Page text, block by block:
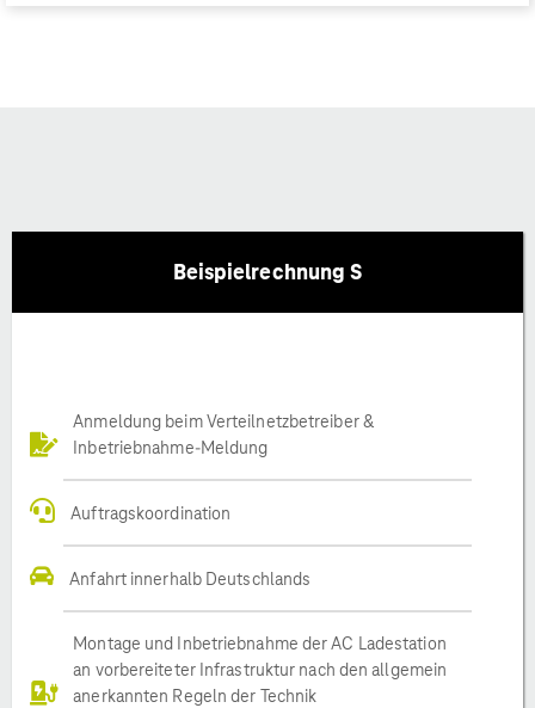
Beispielrechnung S
Anmeldung beim Verteilnetzbetreiber &
Inbetriebnahme-Meldung
Auftragskoordination
Anfahrt innerhalb Deutschlands
Montage und Inbetriebnahme der AC Ladestation
an vorbereiteter Infrastruktur nach den allgemein
anerkannten Regeln der Technik